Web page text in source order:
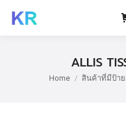
ALLIS
You are here:
Home สินค้าที่มีป้าย